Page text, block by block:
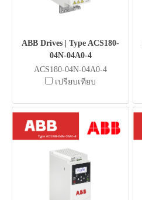
ABB Drives | Type ACS180-
04N-04A0-4
ACS180-04N-04A0-4
เปรียบเทียบ